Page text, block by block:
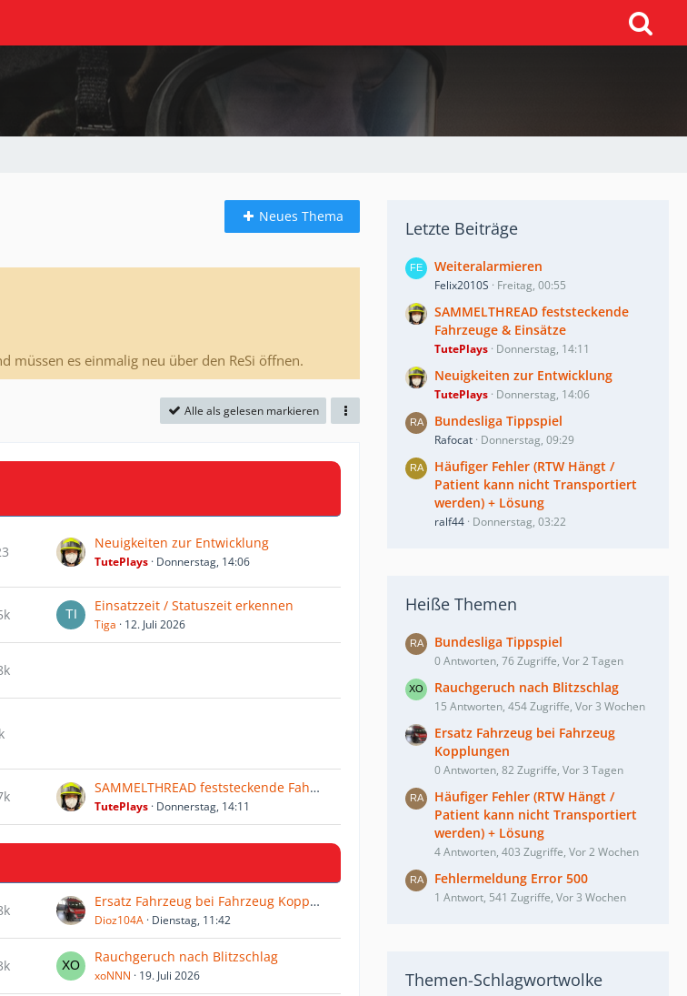
Neues Thema
müssen es einmalig neu über den ReSi öffnen.
Alle als gelesen markieren
Neuigkeiten zur Entwicklung
TutePlays Donnerstag, 14:06
Einsatzzeit / Statuszeit erkennen
Tiga 12. Juli 2026
SAMMELTHREAD feststeckende Fahrzeuge & Einsätze
TutePlays Donnerstag, 14:11
Ersatz Fahrzeug bei Fahrzeug Kopplungen
Dioz104A Dienstag, 11:42
Rauchgeruch nach Blitzschlag
xoNNN 19. Juli 2026
Letzte Beiträge
Weiteralarmieren
Felix2010S Freitag, 00:55
SAMMELTHREAD feststeckende
Fahrzeuge & Einsätze
TutePlays Donnerstag, 14:11
Neuigkeiten zur Entwicklung
TutePlays Donnerstag, 14:06
Bundesliga Tippspiel
Rafocat Donnerstag, 09:29
Häufiger Fehler (RTW Hängt /
Patient kann nicht Transportiert
werden) + Lösung
ralf44 Donnerstag, 03:22
Heiße Themen
Bundesliga Tippspiel
0 Antworten, 76 Zugriffe, Vor 2 Tagen
Rauchgeruch nach Blitzschlag
15 Antworten, 454 Zugriffe, Vor 3 Wochen
Ersatz Fahrzeug bei Fahrzeug
Kopplungen
0 Antworten, 82 Zugriffe, Vor 3 Tagen
Häufiger Fehler (RTW Hängt /
Patient kann nicht Transportiert
werden) + Lösung
4 Antworten, 403 Zugriffe, Vor 2 Wochen
Fehlermeldung Error 500
1 Antwort, 541 Zugriffe, Vor 3 Wochen
Themen-Schlagwortwolke